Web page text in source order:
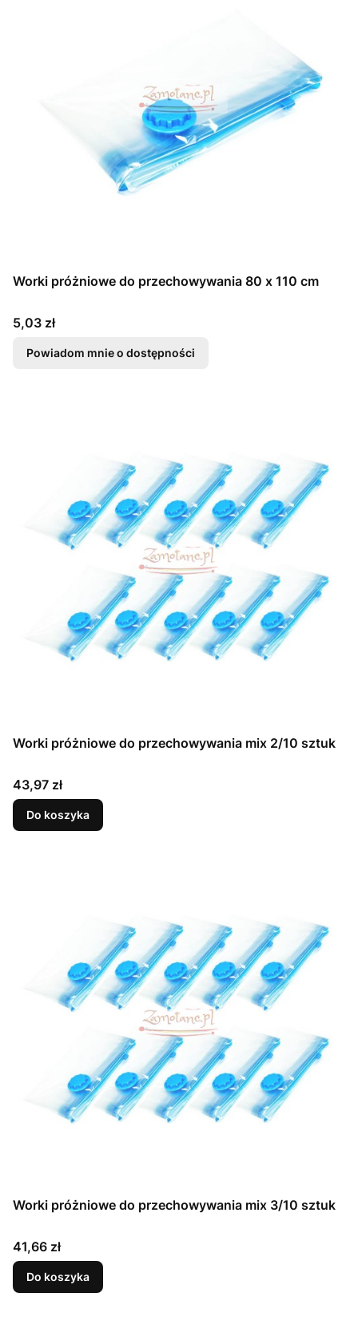
Worki próżniowe do przechowywania 80 x 110 cm
Cena
5,03 zł
Powiadom mnie o dostępności
Worki próżniowe do przechowywania mix 2/10 sztuk
Cena
43,97 zł
Do koszyka
Worki próżniowe do przechowywania mix 3/10 sztuk
Cena
41,66 zł
Do koszyka